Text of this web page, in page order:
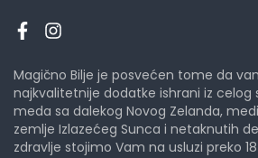
Magično Bilje je posvećen tome da
najkvalitetnije dodatke ishrani iz celog
meda sa dalekog Novog Zelanda,
zemlje Izlazećeg Sunca i netaknutih
zdravlje stojimo Vam na usluzi preko